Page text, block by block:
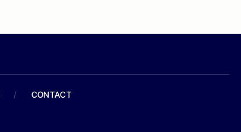
/ CONTACT